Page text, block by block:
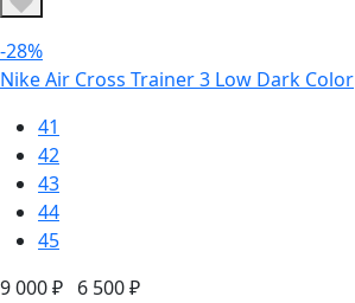
-28%
Nike Air Cross Trainer 3 Low Dark Color
41
42
43
44
45
9 000 ₽ 6 500 ₽